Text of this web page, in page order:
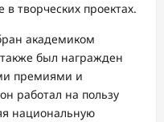
творческих проектах.
академиком
был награжден
премиями и
работал на пользу
национальную